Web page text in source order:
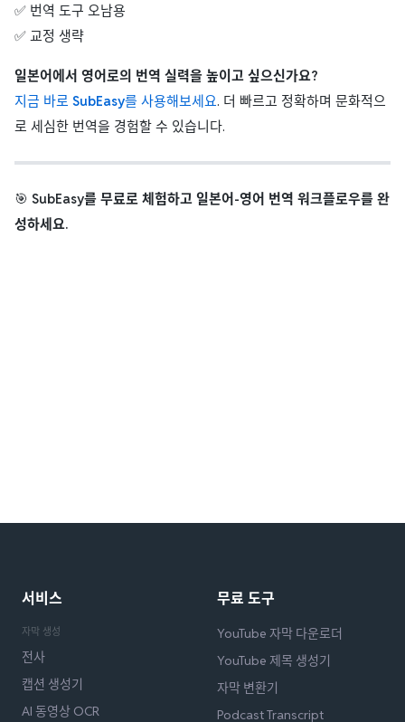
✅ 번역 도구 오남용
✅ 교정 생략
일본어에서 영어로의 번역 실력을 높이고 싶으신가요?
지금 바로 SubEasy를 사용해보세요. 더 빠르고 정확하며 문화적으
로 세심한 번역을 경험할 수 있습니다.
🎯 SubEasy를 무료로 체험하고 일본어-영어 번역 워크플로우를 완
성하세요.
서비스
자막 생성
전사
캡션 생성기
AI 동영상 OCR
무료 도구
YouTube 자막 다운로더
YouTube 제목 생성기
자막 변환기
Podcast Transcript